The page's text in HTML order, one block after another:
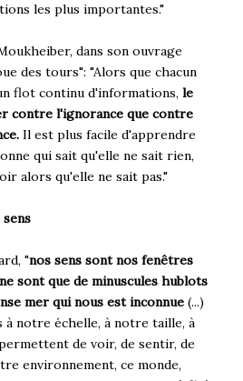
les plus importantes."
dans son ouvrage
des tours": "Alors que chacun
flot continu d'informations, le
contre l'ignorance que contre
Il est plus facile d'apprendre
qui sait qu'elle ne sait rien,
alors qu'elle ne sait pas."
"nos sens sont nos fenêtres
sont que de minuscules hublots
mer qui nous est inconnue (...)
à notre échelle, à notre taille, à
de voir, de sentir, de
environnement, ce monde,